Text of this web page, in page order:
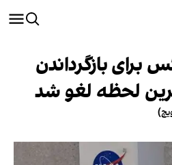
برای بازگرداندن
لحظه لغو شد